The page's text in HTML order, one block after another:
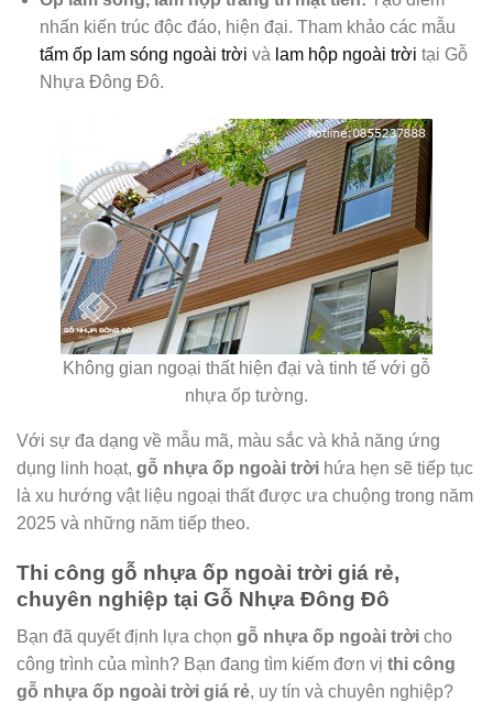
nhấn kiến trúc độc đáo, hiện đại. Tham khảo các mẫu
tấm ốp lam sóng ngoài trời và lam hộp ngoài trời tại Gỗ
Nhựa Đông Đô.
Không gian ngoại thất hiện đại và tinh tế với gỗ
nhựa ốp tường.
Với sự đa dạng về mẫu mã, màu sắc và khả năng ứng
dụng linh hoạt, gỗ nhựa ốp ngoài trời hứa hẹn sẽ tiếp tục
là xu hướng vật liệu ngoại thất được ưa chuộng trong năm
2025 và những năm tiếp theo.
Thi công gỗ nhựa ốp ngoài trời giá rẻ,
chuyên nghiệp tại Gỗ Nhựa Đông Đô
Bạn đã quyết định lựa chọn gỗ nhựa ốp ngoài trời cho
công trình của mình? Bạn đang tìm kiếm đơn vị thi công
gỗ nhựa ốp ngoài trời giá rẻ, uy tín và chuyên nghiệp?